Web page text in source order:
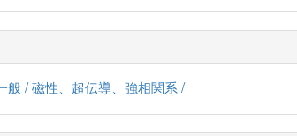
般 / 磁性、超伝導、強相関系 /